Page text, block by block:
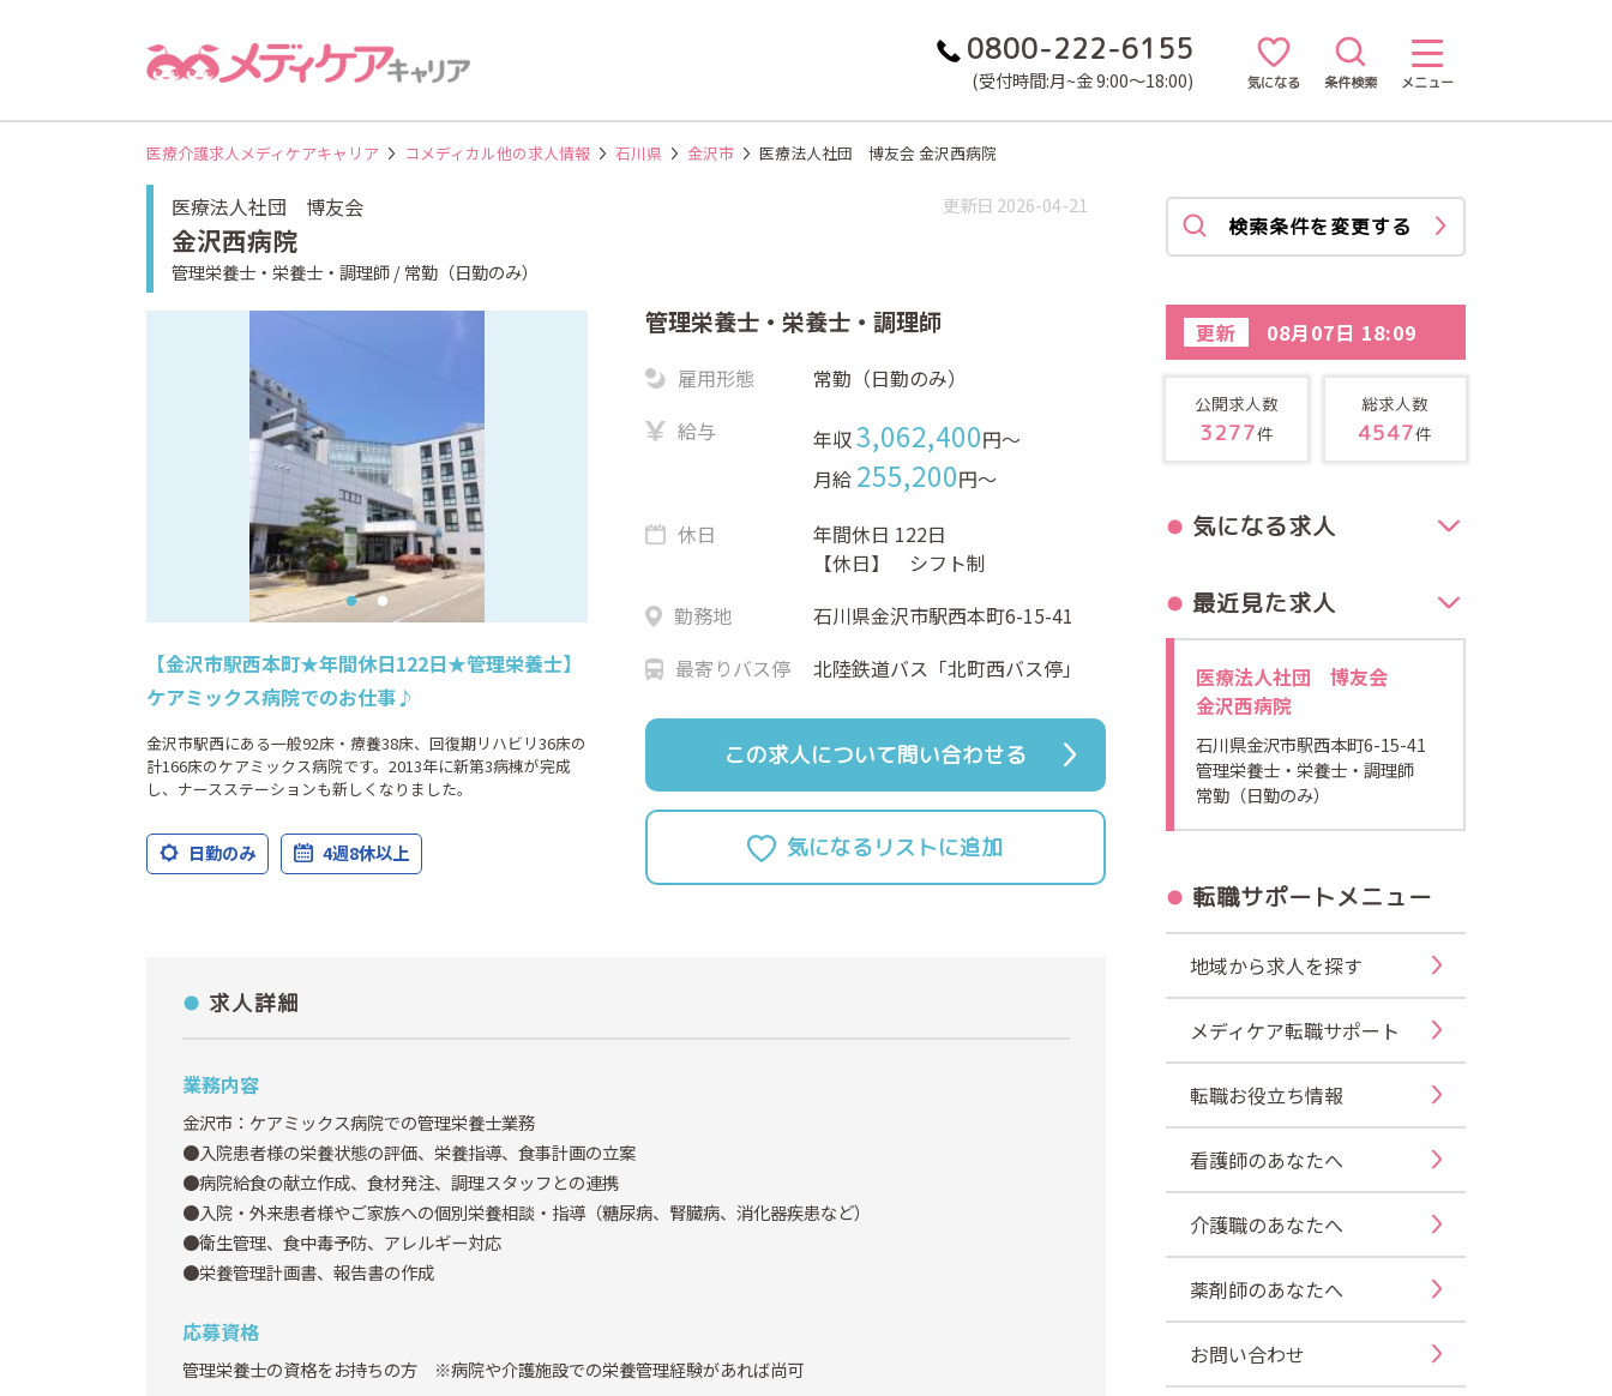
0800-222-6155
(受付時間:月~金 9:00～18:00) 気になる 条件検索 メニュー
医療介護求人メディケアキャリア コメディカル他の求人情報 石川県 金沢市 医療法人社団 博友会 金沢西病院
医療法人社団 博友会
金沢西病院
管理栄養士・栄養士・調理師 / 常勤（日勤のみ）
更新日 2026-04-21
【金沢市駅西本町★年間休日122日★管理栄養士】
ケアミックス病院でのお仕事♪
金沢市駅西にある一般92床・療養38床、回復期リハビリ36床の
計166床のケアミックス病院です。2013年に新第3病棟が完成
し、ナースステーションも新しくなりました。
日勤のみ 4週8休以上
管理栄養士・栄養士・調理師
雇用形態
常勤（日勤のみ）
給与
年収3,062,400円〜
月給 255,200円〜
休日
年間休日 122日
【休日】 シフト制
勤務地
石川県金沢市駅西本町6-15-41
最寄りバス停
北陸鉄道バス「北町西バス停」
この求人について問い合わせる
求人詳細
業務内容
金沢市：ケアミックス病院での管理栄養士業務
●入院患者様の栄養状態の評価、栄養指導、食事計画の立案
●病院給食の献立作成、食材発注、調理スタッフとの連携
●入院・外来患者様やご家族への個別栄養相談・指導（糖尿病、腎臓病、消化器疾患など）
●衛生管理、食中毒予防、アレルギー対応
●栄養管理計画書、報告書の作成
応募資格
管理栄養士の資格をお持ちの方 ※病院や介護施設での栄養管理経験があれば尚可
検索条件を変更する
更新 08月07日 18:09
公開求人数
3277件
総求人数
4547件
気になる求人
最近見た求人
医療法人社団 博友会
金沢西病院
石川県金沢市駅西本町6-15-41
管理栄養士・栄養士・調理師
常勤（日勤のみ）
転職サポートメニュー
地域から求人を探す
メディケア転職サポート
転職お役立ち情報
看護師のあなたへ
介護職のあなたへ
薬剤師のあなたへ
お問い合わせ